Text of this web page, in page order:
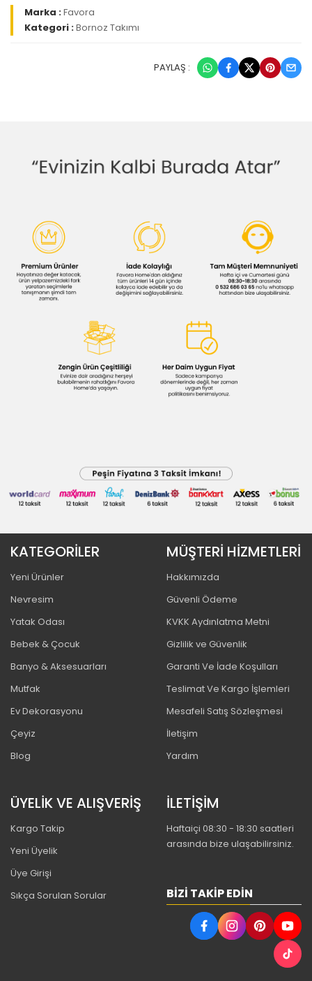
Marka :Favora
Kategori :Bornoz Takımı
PAYLAŞ :
KATEGORİLER
Yeni Ürünler
Nevresim
Yatak Odası
Bebek & Çocuk
Banyo & Aksesuarları
Mutfak
Ev Dekorasyonu
Çeyiz
Blog
MÜŞTERİ HİZMETLERİ
Hakkımızda
Güvenli Ödeme
KVKK Aydınlatma Metni
Gizlilik ve Güvenlik
Garanti Ve İade Koşulları
Teslimat Ve Kargo İşlemleri
Mesafeli Satış Sözleşmesi
İletişim
Yardım
ÜYELİK VE ALIŞVERİŞ
Kargo Takip
Yeni Üyelik
Üye Girişi
Sıkça Sorulan Sorular
İLETİŞİM
Haftaiçi 08:30 - 18:30 saatleri
arasında bize ulaşabilirsiniz.
BIZI TAKIP EDIN